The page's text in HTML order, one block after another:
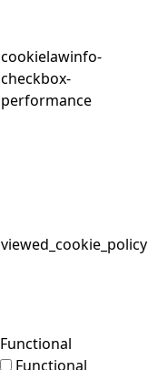
cookielawinfo-
checkbox-
performance
viewed_cookie_policy
Functional
Functional